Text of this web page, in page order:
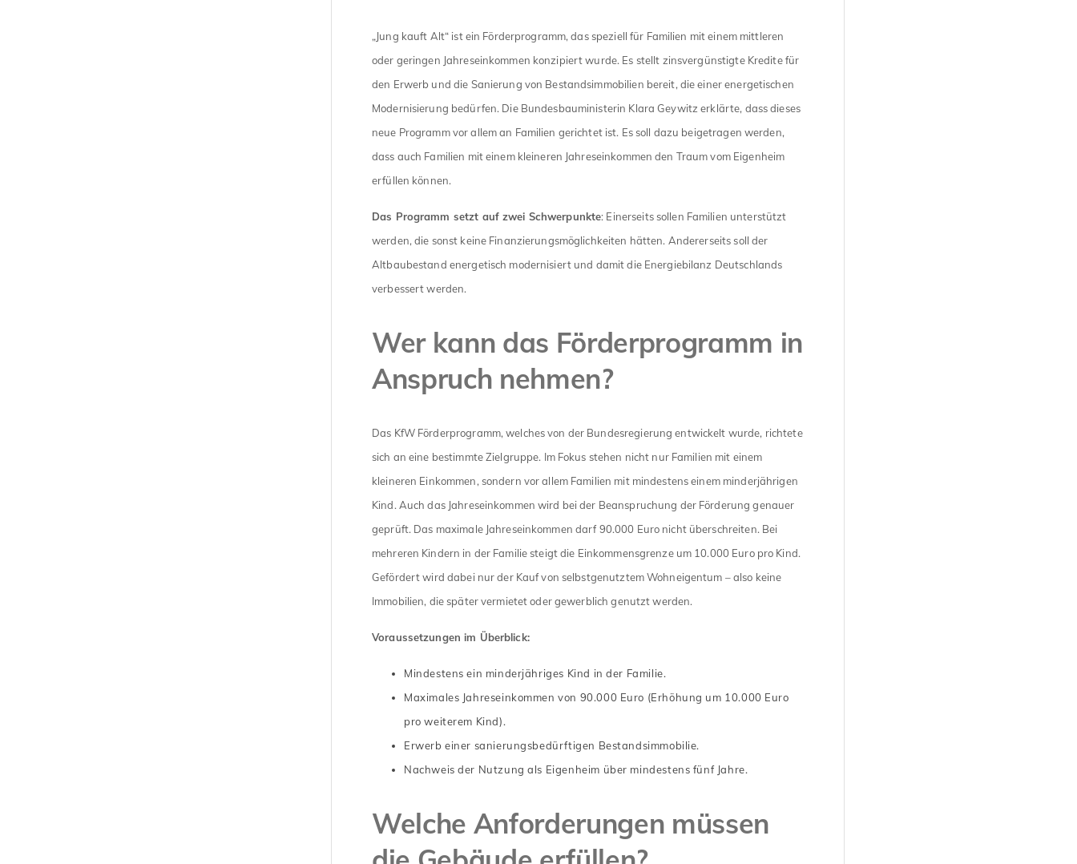
„Jung kauft Alt“ ist ein Förderprogramm, das speziell für Familien mit einem mittleren
oder geringen Jahreseinkommen konzipiert wurde. Es stellt zinsvergünstigte Kredite für
den Erwerb und die Sanierung von Bestandsimmobilien bereit, die einer energetischen
Modernisierung bedürfen. Die Bundesbauministerin Klara Geywitz erklärte, dass dieses
neue Programm vor allem an Familien gerichtet ist. Es soll dazu beigetragen werden,
dass auch Familien mit einem kleineren Jahreseinkommen den Traum vom Eigenheim
erfüllen können.
Das Programm setzt auf zwei Schwerpunkte: Einerseits sollen Familien unterstützt
werden, die sonst keine Finanzierungsmöglichkeiten hätten. Andererseits soll der
Altbaubestand energetisch modernisiert und damit die Energiebilanz Deutschlands
verbessert werden.
Wer kann das Förderprogramm in
Anspruch nehmen?
Das KfW Förderprogramm, welches von der Bundesregierung entwickelt wurde, richtete
sich an eine bestimmte Zielgruppe. Im Fokus stehen nicht nur Familien mit einem
kleineren Einkommen, sondern vor allem Familien mit mindestens einem minderjährigen
Kind. Auch das Jahreseinkommen wird bei der Beanspruchung der Förderung genauer
geprüft. Das maximale Jahreseinkommen darf 90.000 Euro nicht überschreiten. Bei
mehreren Kindern in der Familie steigt die Einkommensgrenze um 10.000 Euro pro Kind.
Gefördert wird dabei nur der Kauf von selbstgenutztem Wohneigentum – also keine
Immobilien, die später vermietet oder gewerblich genutzt werden.
Voraussetzungen im Überblick:
Mindestens ein minderjähriges Kind in der Familie.
Maximales Jahreseinkommen von 90.000 Euro (Erhöhung um 10.000 Euro
pro weiterem Kind).
Erwerb einer sanierungsbedürftigen Bestandsimmobilie.
Nachweis der Nutzung als Eigenheim über mindestens fünf Jahre.
Welche Anforderungen müssen